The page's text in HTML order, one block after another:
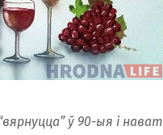
ў 90-ыя і нават